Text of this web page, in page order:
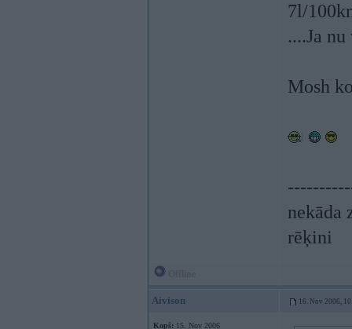
7l/
....Ja
Mosh
nekāda
rēķini
Aivison 16. Nov 2006,
Kopš: 15. Nov 2006